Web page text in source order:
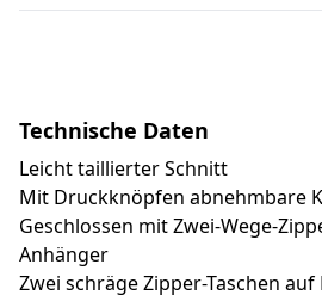
Technische Daten
Leicht taillierter Schnitt
Mit Druckknöpfen abnehmbare
Geschlossen mit Zwei-Wege-
Anhänger
Zwei schräge Zipper-Taschen